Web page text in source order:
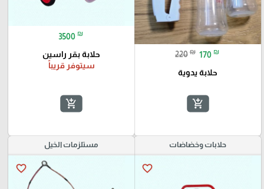
220 ₪ 170 ₪
حلابة يدوية
add_shopping_cart
3500 ₪
حلابة بقر راسين
سيتوفر قريباً
add_shopping_cart
حلابات وخضاضات
favorite_border
مستلزمات الخيل
favorite_border